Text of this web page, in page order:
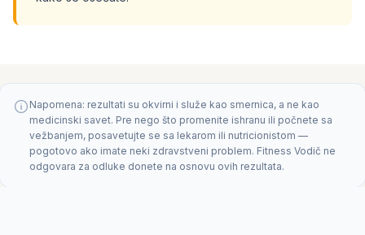
Napomena: rezultati su okvirni i služe kao smernica, a ne kao
medicinski savet. Pre nego što promenite ishranu ili počnete sa
vežbanjem, posavetujte se sa lekarom ili nutricionistom —
pogotovo ako imate neki zdravstveni problem. Fitness Vodič ne
odgovara za odluke donete na osnovu ovih rezultata.